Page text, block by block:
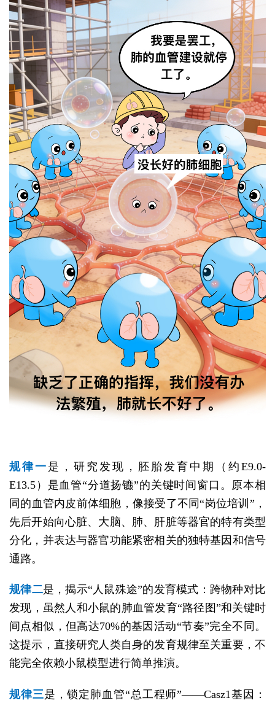
规律一 是，研究发现，胚胎发育中期（约E9.0-
E13.5）是血管“分道扬镳”的关键时间窗口。原本相
同的血管内皮前体细胞，像接受了不同“岗位培训”，
先后开始向心脏、大脑、肺、肝脏等器官的特有类型
分化，并表达与器官功能紧密相关的独特基因和信号
通路。
规律二是，揭示“人鼠殊途”的发育模式：跨物种对比
发现，虽然人和小鼠的肺血管发育“路径图”和关键时
间点相似，但高达70%的基因活动“节奏”完全不同。
这提示，直接研究人类自身的发育规律至关重要，不
能完全依赖小鼠模型进行简单推演。
规律三是，锁定肺血管“总工程师”——Casz1基因：